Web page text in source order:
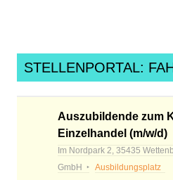
STELLENPORTAL:
Auszubildende zum
Einzelhandel (m/w/d)
Im Nordpark 2, 35435
GmbH
Ausbildungsplatz